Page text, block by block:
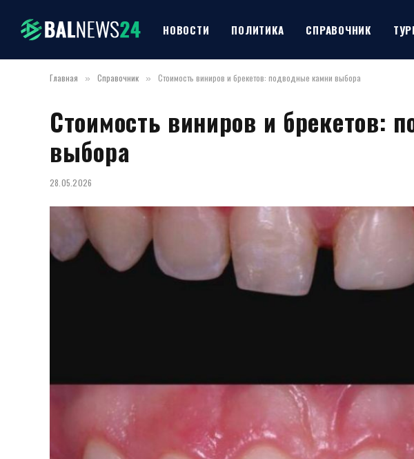
НОВОСТИ ПОЛИТИКА СПРАВОЧНИК
Главная » Справочник » Стоимость виниров и брекетов: подводные камни выбора
Стоимость виниров и брекетов:
выбора
28.05.2026